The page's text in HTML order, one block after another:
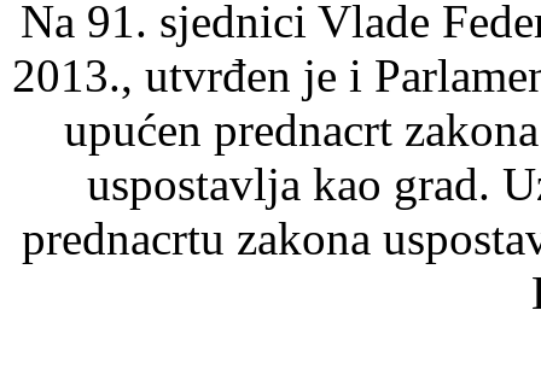
Na 91. sjednici Vlade
2013., utvrđen je i
upućen prednacrt
uspostavlja kao grad.
prednacrtu zakona